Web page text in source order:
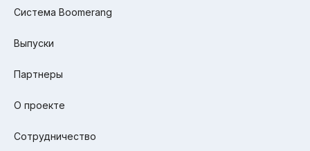
Система Boomerang
Выпуски
Партнеры
О проекте
Сотрудничество